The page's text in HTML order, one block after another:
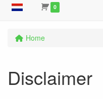
0
Home
Disclaimer